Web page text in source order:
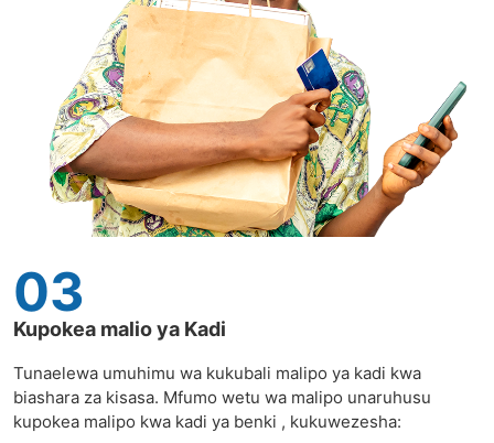
03
Kupokea malio ya Kadi
Tunaelewa umuhimu wa kukubali malipo ya kadi kwa
biashara za kisasa. Mfumo wetu wa malipo unaruhusu
kupokea malipo kwa kadi ya benki , kukuwezesha: